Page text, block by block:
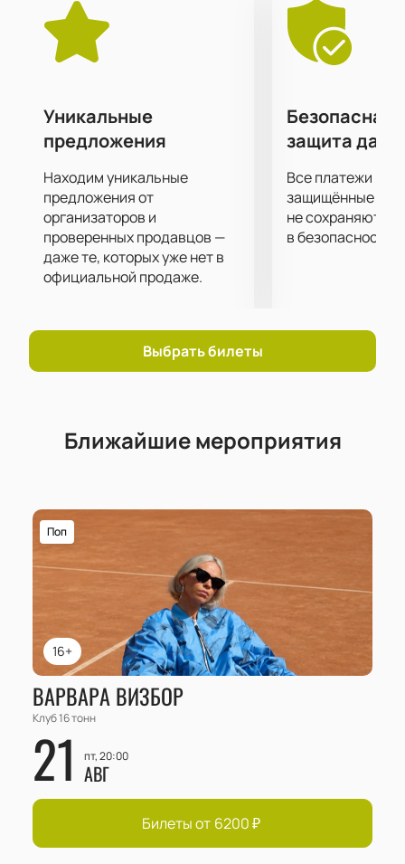
интуитивно понятный интерфейс, а также
надежную систему оплаты. Вы можете быть
уверены, что ваши данные будут защищены и не
Не упустите возможность насладиться
выступлением группы Ищейка и окунуться в
атмосферу их музыки.
Купите билетына концерт
прямо сейчас и гарантируйте себе незабываемый
вечер.
Уникальные
предложения
Находим уникальные
предложения от
организаторов и
проверенных продавцов —
даже те, которых уже нет в
официальной продаже.
Безопасная
защита
Все платежи
защищённые
не сохраняются
в безопасности.
Выбрать билеты
Ближайшие мероприятия
16+
Поп
ВАРВАРА ВИЗБОР
Клуб 16 тонн
21 пт, 20:00
АВГ
Билеты от 6200₽